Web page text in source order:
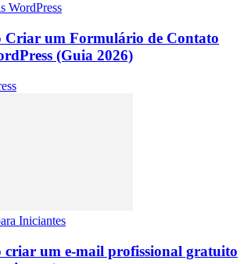
WordPress
Criar um Formulário de Contato
(Guia 2026)
Iniciantes
criar um e-mail profissional gratuito